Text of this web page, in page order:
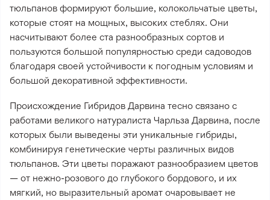
тюльпанов формируют большие, колокольчатые цветы,
которые стоят на мощных, высоких стеблях. Они
насчитывают более ста разнообразных сортов и
пользуются большой популярностью среди садоводов
благодаря своей устойчивости к погодным условиям и
большой декоративной эффективности.
Происхождение Гибридов Дарвина тесно связано с
работами великого натуралиста Чарльза Дарвина, после
которых были выведены эти уникальные гибриды,
комбинируя генетические черты различных видов
тюльпанов. Эти цветы поражают разнообразием цветов
— от нежно-розового до глубокого бордового, и их
мягкий, но выразительный аромат очаровывает не